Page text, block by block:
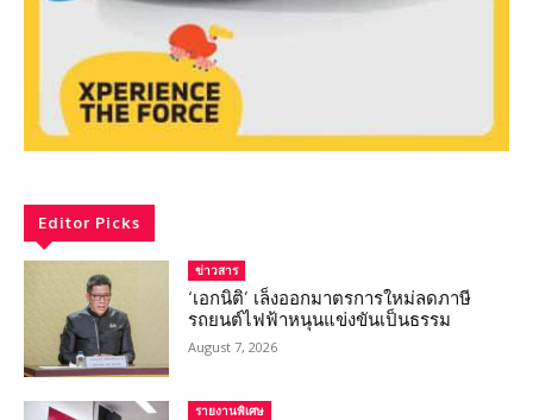
Editor Picks
ข่าวสาร
‘เอกนิติ’ เล็งออกมาตรการใหม่ลดภาษี
รถยนต์ไฟฟ้าหนุนแข่งขันเป็นธรรม
August 7, 2026
รายงานพิเศษ